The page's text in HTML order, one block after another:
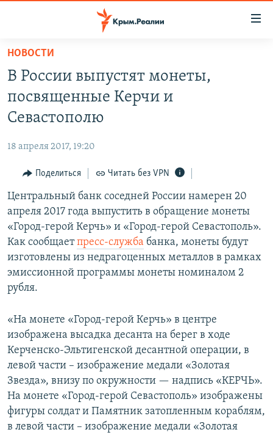
Вернуться
основному
содержанию
Вернутся
главной
навигации
Вернутся
поиску
11 ЛЕТ ОККУПАЦИИ КРЫМА. 11 ИСТОРИЙ СОПРОТИВЛЕНИЯ
ВОДА
ЕЩЕ
ИНТЕРАКТИВ
ИНФОГРАФИКА
ТЕЛЕПРОЕКТ КРЫМ.РЕАЛИИ
СОВЕТЫ ПРАВОЗАЩИТНИКОВ
ПРОПАВШИЕ БЕЗ ВЕСТИ
ПОБЕДИТЕЛЕЙ НЕ СУДЯТ?
ELIFBE
УКРАИНСКАЯ ПРОБЛЕМА КРЫМА
РАДІО СВОБОДА
КАК ОБОЙТИ БЛОКИРОВКУ
Українською
ПРИСОЕДИНЯЙТЕСЬ!
Все сайты RFE/RL
НОВОСТИ
В России выпустят монеты,
посвященные Керчи и
Севастополю
18 апреля 2017, 19:20
Поделиться Читать без VPN
Центральный банк соседней России намерен 20
апреля 2017 года выпустить в обращение монеты
«Город-герой Керчь» и «Город-герой Севастополь».
Как сообщаетпресс-служба банка, монеты будут
изготовлены из недрагоценных металлов в рамках
эмиссионной программы монеты номиналом 2
рубля.
«На монете «Город-герой Керчь» в центре
изображена высадка десанта на берег в ходе
Керченско-Эльтигенской десантной операции, в
левой части – изображение медали «Золотая
Звезда», внизу по окружности — надпись «КЕРЧЬ».
На монете «Город-герой Севастополь» изображены
фигуры солдат и Памятник затопленным кораблям,
в левой части – изображение медали «Золотая